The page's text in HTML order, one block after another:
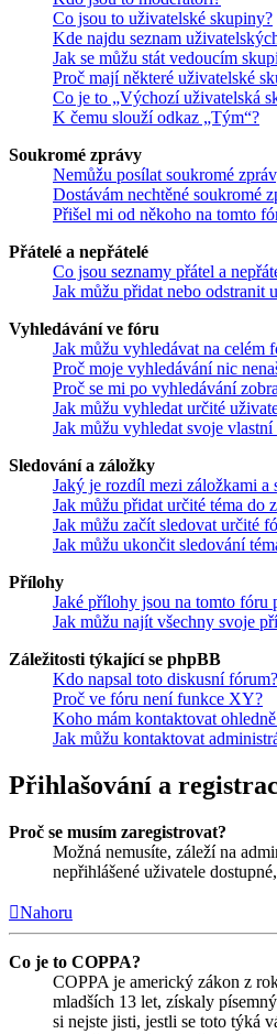
Co jsou to uživatelské skupiny?
Kde najdu seznam
Jak se můžu stát vedoucím
Proč mají některé uživatelské
Co je to „Výchozí uživatelská
K čemu slouží odkaz „Tým“?
Soukromé zprávy
Nemůžu posílat soukromé
Dostávám nechtěné soukromé
Přišel mi od někoho na tomto
Přátelé a nepřátelé
Co jsou seznamy přátel a
Jak můžu přidat nebo odstranit
Vyhledávání ve fóru
Jak můžu vyhledávat na celém
Proč moje vyhledávání nic
Proč se mi po vyhledávání
Jak můžu vyhledat určité
Jak můžu vyhledat svoje
Sledování a záložky
Jaký je rozdíl mezi záložkami a
Jak můžu přidat určité téma do
Jak můžu začít sledovat určité
Jak můžu ukončit sledování
Přílohy
Jaké přílohy jsou na tomto fóru
Jak můžu najít všechny svoje
Záležitosti týkající se phpBB
Kdo napsal toto diskusní fórum?
Proč ve fóru není funkce XY?
Koho mám kontaktovat
Jak můžu kontaktovat
Přihlašování a
Proč se musím zaregistrovat?
Možná nemusíte, záleží na
nepřihlášené uživatele
Nahoru
Co je to COPPA?
COPPA je americký zákon z
mladších 13 let, získaly
si nejste jisti, jestli se toto týká